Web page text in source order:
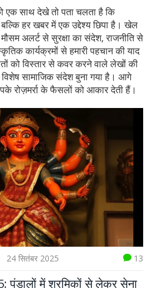
एक साथ देखे तो पता चलता है कि
हर खबर में एक उद्देश्य छिपा है। खेल
अलर्ट से सुरक्षा का संदेश, राजनीति से
कार्यक्रमों से हमारी पहचान की याद
को विस्तार से कवर करने वाले लेखों की
विशेष सामाजिक संदेश बुना गया है। आगे
के फैसलों को आकार देती हैं।
24 सितंबर 2025 13
पंडालों में श्रमिकों से लेकर सेना